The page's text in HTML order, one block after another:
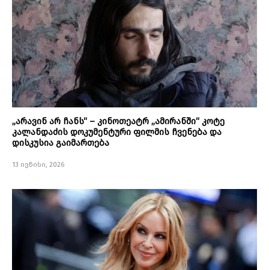
„არავინ არ ჩანს“ – კინოთეატრ „ამირანში“ კოტე
კალანდაძის დოკუმენტური ფილმის ჩვენება და
დისკუსია გაიმართება
13 ივნისი, 2026